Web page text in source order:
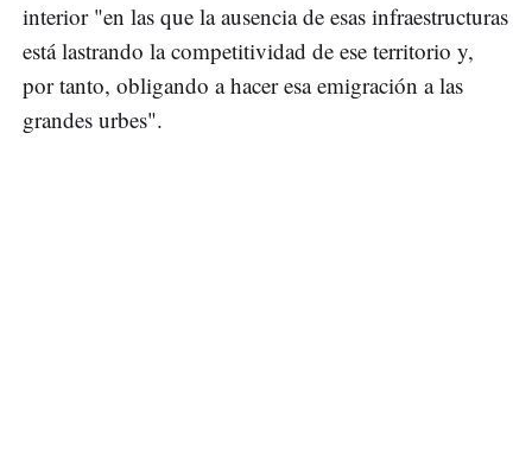
interior "en las que la ausencia de esas infraestructuras
está lastrando la competitividad de ese territorio y,
por tanto, obligando a hacer esa emigración a las
grandes urbes".